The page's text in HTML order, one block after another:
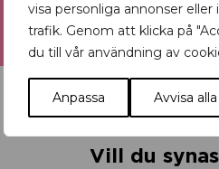
visa personliga annonser eller
trafik. Genom att klicka på
du till vår användning av
Anpassa Avvisa alla
Vill du